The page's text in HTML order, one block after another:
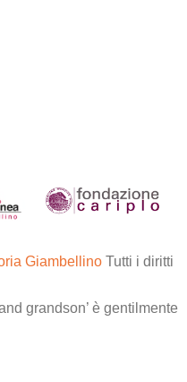
Giambellino Tutti i diritti
grandson’ è gentilmente